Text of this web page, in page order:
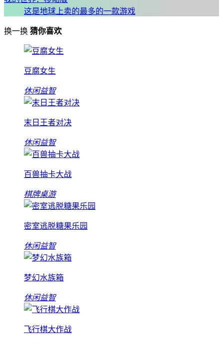
这是地球上卖的最多的一款游戏
换一换 猜你喜欢
豆腐女生
休闲益智
末日王者对决
休闲益智
百兽抽卡大战
棋牌桌游
密室逃脱糖果乐园
休闲益智
梦幻水族箱
休闲益智
飞行棋大作战